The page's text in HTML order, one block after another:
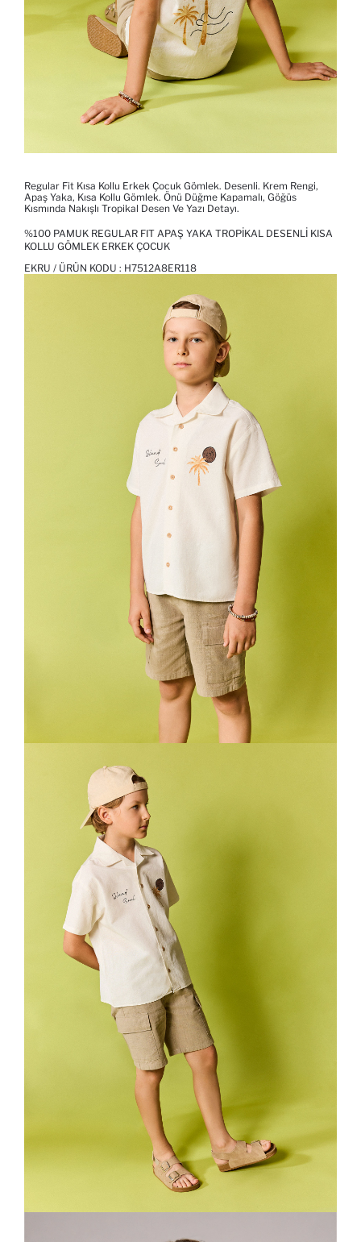
Regular Fit Kısa Kollu Erkek Çocuk Gömlek. Desenli. Krem Rengi,
Apaş Yaka, Kısa Kollu Gömlek. Önü Düğme Kapamalı, Göğüs
Kısmında Nakışlı Tropikal Desen Ve Yazı Detayı.
%100 PAMUK REGULAR FIT APAŞ YAKA TROPIKAL DESENLI KISA
KOLLU GÖMLEK ERKEK ÇOCUK
EKRU / ÜRÜN KODU : H7512A8ER118